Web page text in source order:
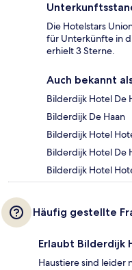
Die Hotelstars
für Unterkünfte in
erhielt 3 Sterne.
Auch bekannt
Bilderdijk Hotel De
Bilderdijk De Haan
Bilderdijk Hotel
Bilderdijk Hotel De
Bilderdijk Hotel
Häufig gestellte
Erlaubt Bilderdijk
Haustiere sind leider